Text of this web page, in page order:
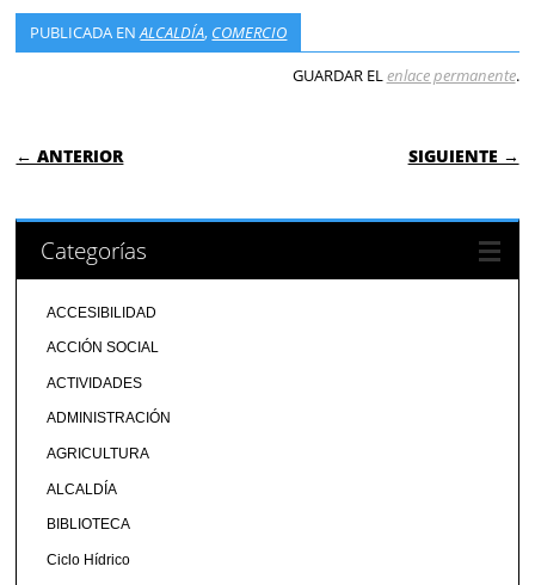
PUBLICADA ENALCALDÍA, COMERCIO
GUARDAR ELenlace permanente.
NAVEGACIÓN DE ENTRADAS
← ANTERIOR SIGUIENTE →
Categorías
ACCESIBILIDAD
ACCIÓN SOCIAL
ACTIVIDADES
ADMINISTRACIÓN
AGRICULTURA
ALCALDÍA
BIBLIOTECA
Ciclo Hídrico